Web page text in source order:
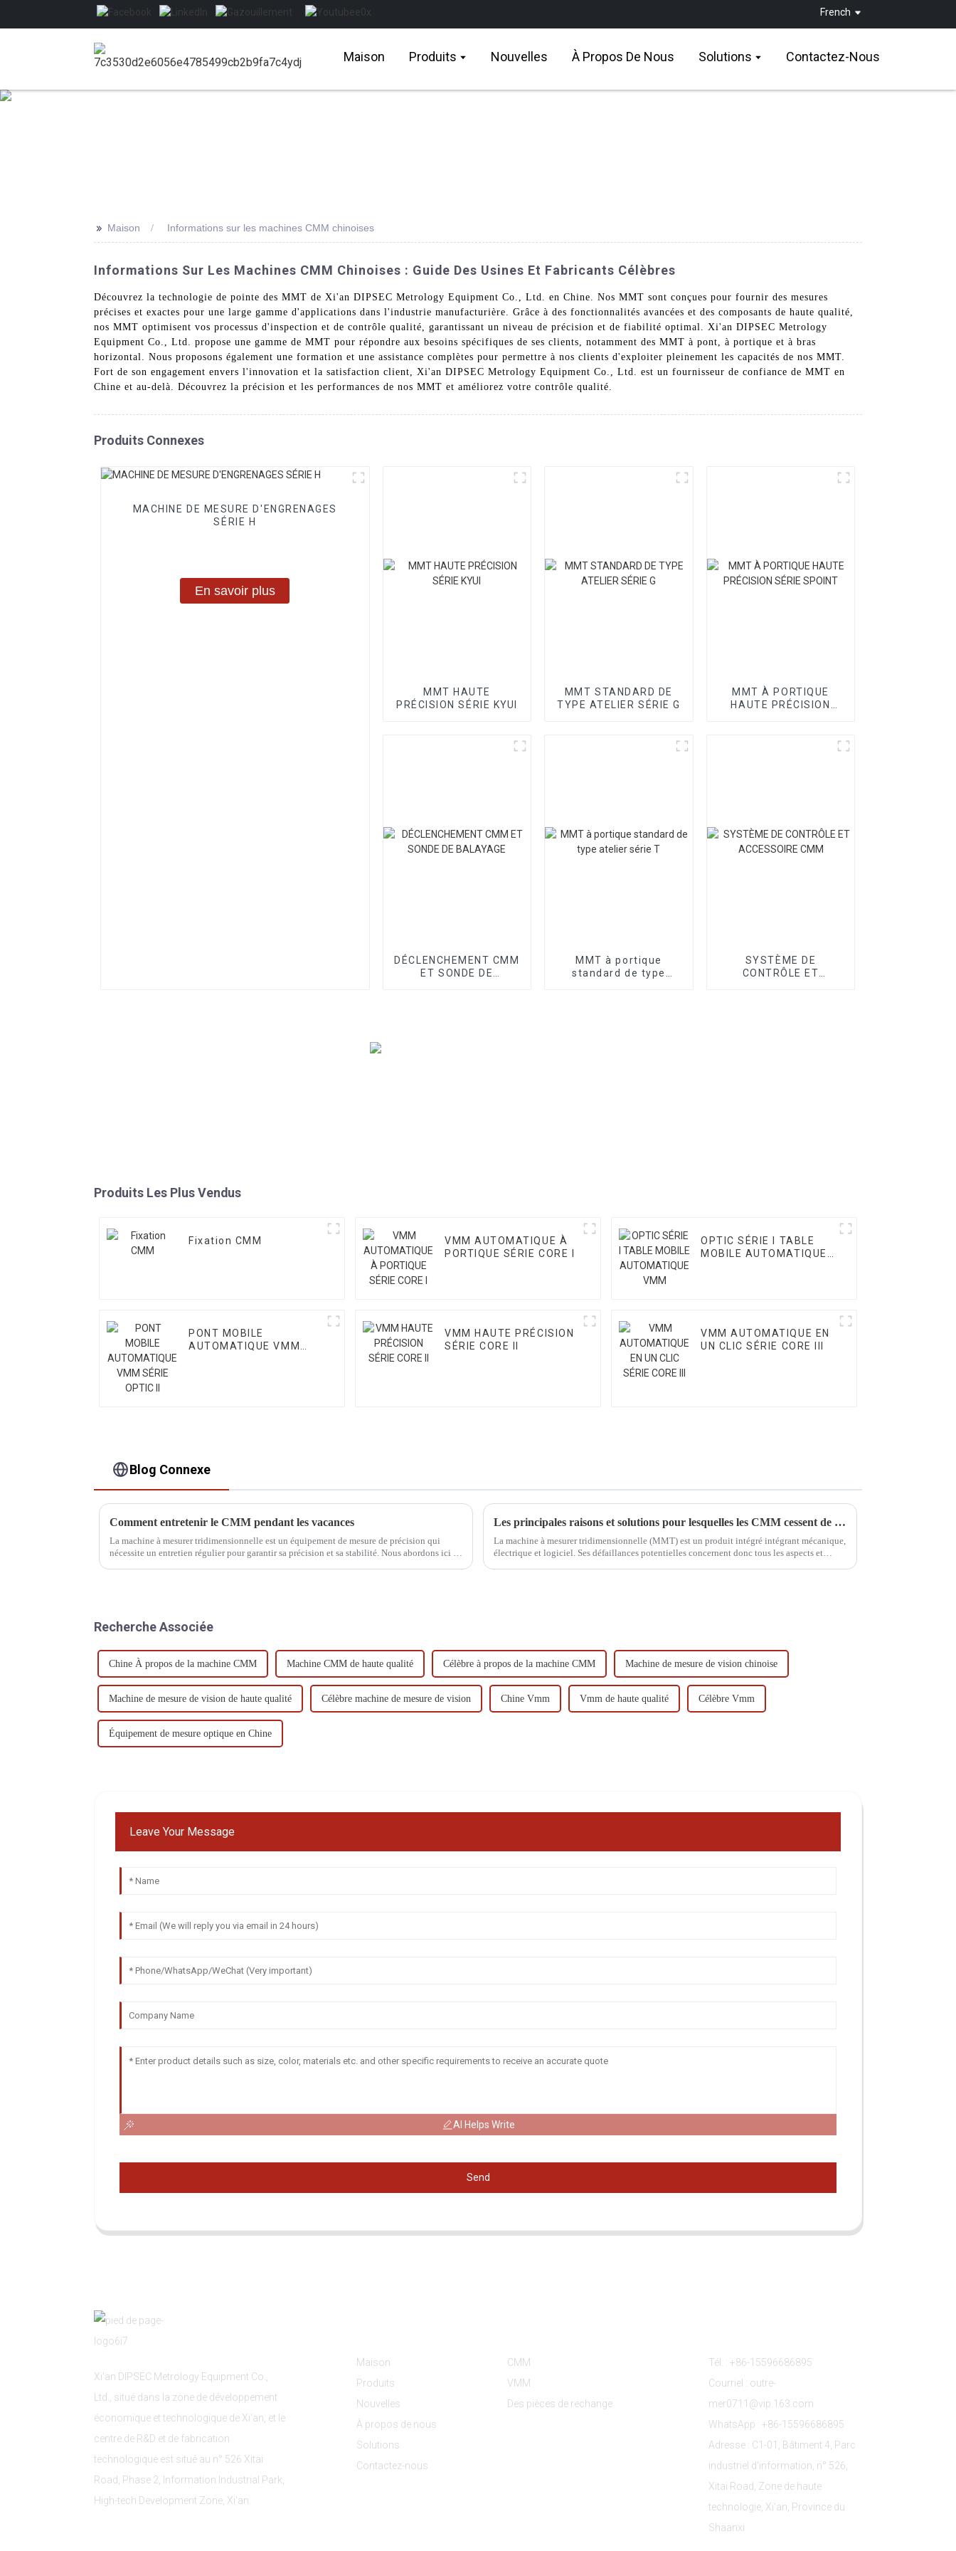
French
Maison Produits Nouvelles À Propos De Nous Solutions Contactez-Nous
>> Maison Informations sur les machines CMM chinoises
Informations Sur Les Machines CMM Chinoises : Guide Des Usines Et Fabricants Célèbres
Découvrez la technologie de pointe des MMT de Xi'an DIPSEC Metrology Equipment Co., Ltd. en Chine. Nos MMT sont conçues pour fournir des mesures
précises et exactes pour une large gamme d'applications dans l'industrie manufacturière. Grâce à des fonctionnalités avancées et des composants de haute qualité,
nos MMT optimisent vos processus d'inspection et de contrôle qualité, garantissant un niveau de précision et de fiabilité optimal. Xi'an DIPSEC Metrology
Equipment Co., Ltd. propose une gamme de MMT pour répondre aux besoins spécifiques de ses clients, notamment des MMT à pont, à portique et à bras
horizontal. Nous proposons également une formation et une assistance complètes pour permettre à nos clients d'exploiter pleinement les capacités de nos MMT.
Fort de son engagement envers l'innovation et la satisfaction client, Xi'an DIPSEC Metrology Equipment Co., Ltd. est un fournisseur de confiance de MMT en
Chine et au-delà. Découvrez la précision et les performances de nos MMT et améliorez votre contrôle qualité.
Produits Connexes
MACHINE DE MESURE D'ENGRENAGES
SÉRIE H
En savoir plus
MMT HAUTE
PRÉCISION SÉRIE KYUI
MMT STANDARD DE
TYPE ATELIER SÉRIE G
MMT À PORTIQUE
HAUTE PRÉCISION
DÉCLENCHEMENT CMM
ET SONDE DE
MMT à portique
standard de type
SYSTÈME DE
CONTRÔLE ET
Produits Les Plus Vendus
Fixation CMM
VMM AUTOMATIQUE À
PORTIQUE SÉRIE CORE I
OPTIC SÉRIE I TABLE
MOBILE AUTOMATIQUE
PONT MOBILE
AUTOMATIQUE VMM
VMM HAUTE PRÉCISION
SÉRIE CORE II
VMM AUTOMATIQUE EN
UN CLIC SÉRIE CORE III
Blog Connexe
Comment entretenir le CMM pendant les vacances
La machine à mesurer tridimensionnelle est un équipement de mesure de précision qui
nécessite un entretien régulier pour garantir sa précision et sa stabilité. Nous abordons ici le
Les principales raisons et solutions pour lesquelles les CMM cessent de fonctionner
La machine à mesurer tridimensionnelle (MMT) est un produit intégré intégrant mécanique,
électrique et logiciel. Ses défaillances potentielles concernent donc tous les aspects et
Recherche Associée
Chine À propos de la machine CMM Machine CMM de haute qualité Célèbre à propos de la machine CMM Machine de mesure de vision chinoise
Machine de mesure de vision de haute qualité Célèbre machine de mesure de vision Chine Vmm Vmm de haute qualité Célèbre Vmm
Équipement de mesure optique en Chine
Leave Your Message
AI Helps Write
Send
Xi'an DIPSEC Metrology Equipment Co.,
Ltd., situé dans la zone de développement
économique et technologique de Xi'an, et le
centre de R&D et de fabrication
technologique est situé au n° 526 Xitai
Road, Phase 2, Information Industrial Park,
High-tech Development Zone, Xi'an.
Maison
Produits
Nouvelles
À propos de nous
Solutions
Contactez-nous
CMM
VMM
Des pièces de rechange
Tél. : +86-15596686895
Courriel : outre-
mer0711@vip.163.com
WhatsApp : +86-15596686895
Adresse : C1-01, Bâtiment 4, Parc
industriel d'information, n° 526,
Xitai Road, Zone de haute
technologie, Xi'an, Province du
Shaanxi